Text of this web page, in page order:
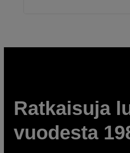
Ratkaisuja
vuodesta